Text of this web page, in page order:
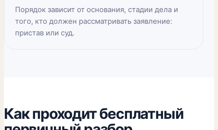
Порядок зависит от основания, стадии дела и
того, кто должен рассматривать заявление:
пристав или суд.
Как проходит бесплатный